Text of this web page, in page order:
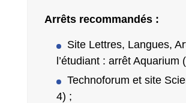
Arrêts recommandés :
Site Lettres, Langues,
l’étudiant : arrêt Aquarium
Technoforum et site
4) ;